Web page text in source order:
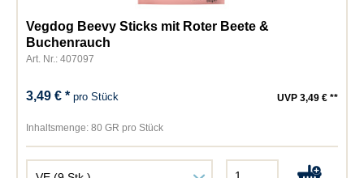
Vegdog Beevy Sticks mit Roter Beete &
Buchenrauch
Art. Nr.: 407097
3,49 € *pro Stück UVP 3,49 € **
Inhaltsmenge: 80 GR pro Stück